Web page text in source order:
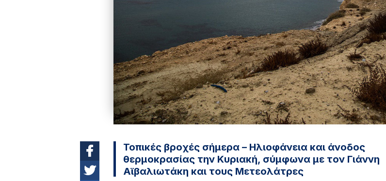
Τοπικές βροχές σήμερα – Ηλιοφάνεια και άνοδος
θερμοκρασίας την Κυριακή, σύμφωνα με τον Γιάννη
Αϊβαλιωτάκη και τους Μετεολάτρες